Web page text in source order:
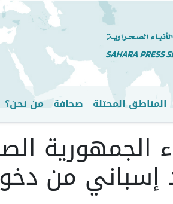
المناطق المحتلة صحافة من نحن؟
إسباني من